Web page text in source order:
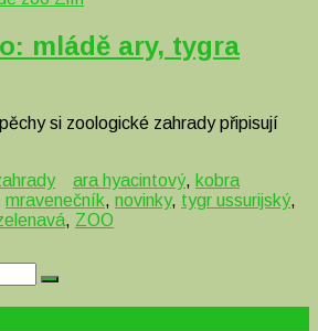
mládě ary, tygra
si zoologické zahrady připisují
ara hyacintový, kobra
mravenečník, novinky, tygr ussurijský,
, ZOO
Search